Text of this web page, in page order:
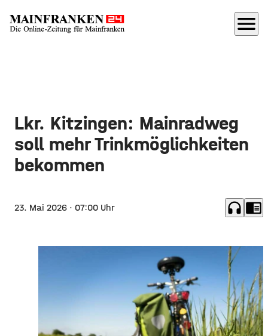
menu
Lkr. Kitzingen: Mainradweg
soll mehr Trinkmöglichkeiten
bekommen
23. Mai 2026 · 07:00 Uhr headphones chrome_reader_mode